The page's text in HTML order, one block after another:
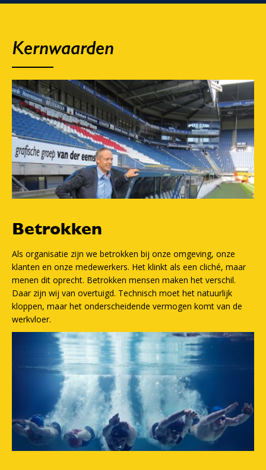
Kernwaarden
Betrokken
Als organisatie zijn we betrokken bij onze omgeving, onze
klanten en onze medewerkers. Het klinkt als een cliché, maar
menen dit oprecht. Betrokken mensen maken het verschil.
Daar zijn wij van overtuigd. Technisch moet het natuurlijk
kloppen, maar het onderscheidende vermogen komt van de
werkvloer.